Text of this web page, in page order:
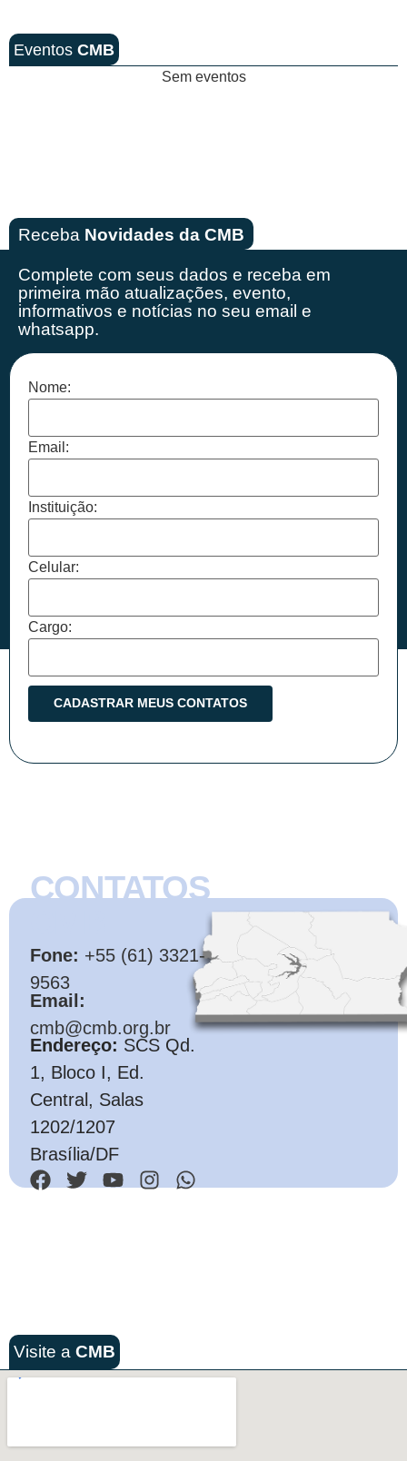
Eventos CMB
Sem eventos
Receba Novidades da CMB
Complete com seus dados e receba em
primeira mão atualizações, evento,
informativos e notícias no seu email e
whatsapp.
Nome:
Email:
Instituição:
Celular:
Cargo:
CONTATOS
Fone: +55 (61) 3321-
9563
Email:
cmb@cmb.org.br
Endereço: SCS Qd.
1, Bloco I, Ed.
Central, Salas
1202/1207
Brasília/DF
Visite a CMB